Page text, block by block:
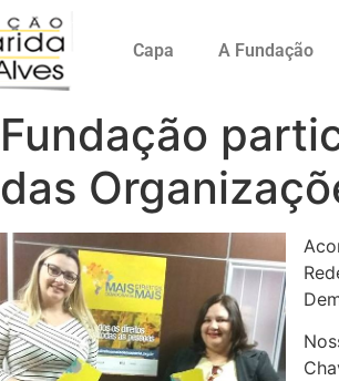
Capa A Fundação
Fundação
das